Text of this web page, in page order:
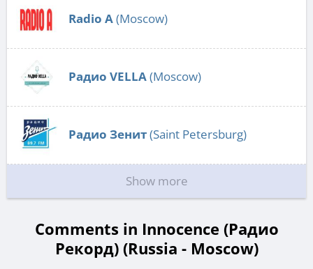
Radio А(Moscow)
Радио VELLA(Moscow)
Радио Зенит(Saint Petersburg)
Show more
Comments in Innocence (Радио
Рекорд) (Russia - Moscow)